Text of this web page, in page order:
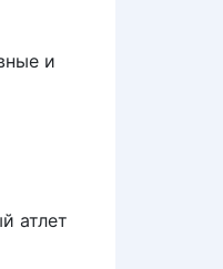
и
атлет